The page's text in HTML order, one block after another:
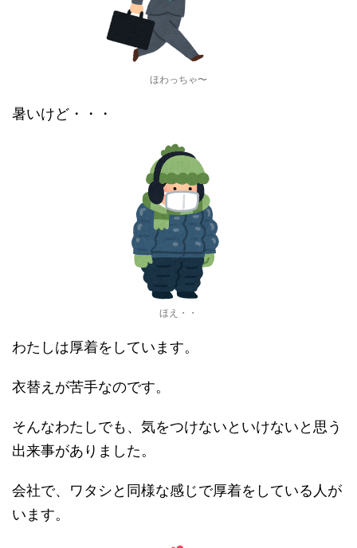
ほわっちゃ〜
暑いけど・・・
ほえ・・
わたしは厚着をしています。
衣替えが苦手なのです。
そんなわたしでも、気をつけないといけないと思う
出来事がありました。
会社で、ワタシと同様な感じで厚着をしている人が
います。